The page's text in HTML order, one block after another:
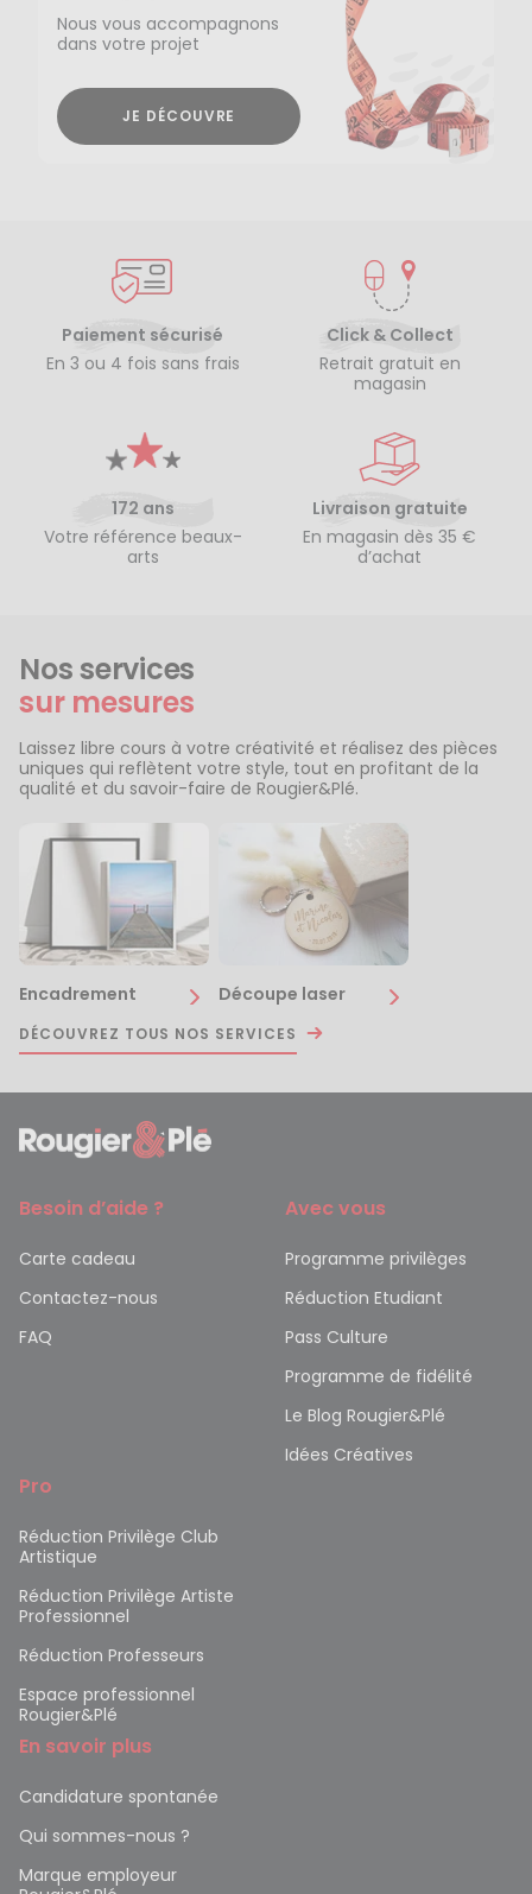
Nous vous accompagnons
dans votre projet
JE DÉCOUVRE
Paiement sécurisé
En 3 ou 4 fois sans frais
Click & Collect
Retrait gratuit en
magasin
172 ans
Votre référence beaux-
arts
Livraison gratuite
En magasin dès 35 €
d’achat
Nos services
sur mesures
Laissez libre cours à votre créativité et réalisez des pièces
uniques qui reflètent votre style, tout en profitant de la
qualité et du savoir-faire de Rougier&Plé.
Encadrement Découpe laser
DÉCOUVREZ TOUS NOS SERVICES
Besoin d’aide ?
Carte cadeau
Contactez-nous
FAQ
Avec vous
Programme privilèges
Réduction Etudiant
Pass Culture
Programme de fidélité
Le Blog Rougier&Plé
Idées Créatives
Pro
Réduction Privilège Club
Artistique
Réduction Privilège Artiste
Professionnel
Réduction Professeurs
Espace professionnel
Rougier&Plé
En savoir plus
Candidature spontanée
Qui sommes-nous ?
Marque employeur